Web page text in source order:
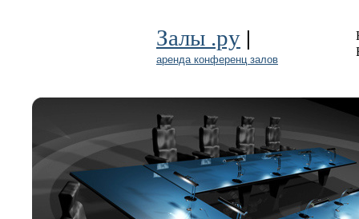
Залы .ру |
аренда конференц залов